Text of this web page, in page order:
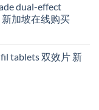
dual-effect
加坡在线购买
tablets 双效片 新